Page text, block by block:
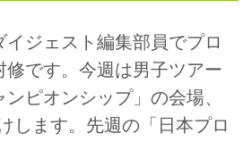
イジェスト編集部員でプロ
修です。今週は男子ツアー
ンピオンシップ」の会場、
します。先週の「日本プロ